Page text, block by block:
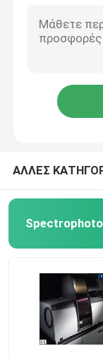
Τμήματα
ΑΛΛΕΣ